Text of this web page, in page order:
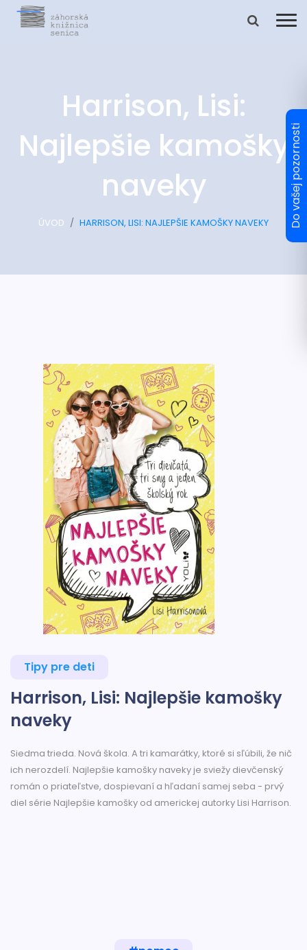
Harrison, Lisi:
Najlepšie kamošky
naveky
ÚVOD HARRISON, LISI: NAJLEPŠIE KAMOŠKY NAVEKY
Tipy pre deti
Harrison, Lisi: Najlepšie kamošky
naveky
Siedma trieda. Nová škola. A tri kamarátky, ktoré si sľúbili, že nič
ich nerozdelí. Najlepšie kamošky naveky je sviežy dievčenský
román o priateľstve, dospievaní a hľadaní samej seba - prvý
diel série Najlepšie kamošky od americkej autorky Lisi Harrison.